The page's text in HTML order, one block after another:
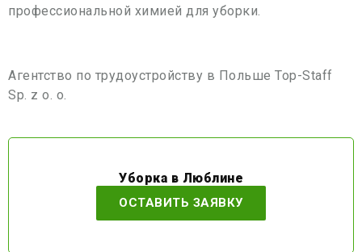
профессиональной химией для уборки.
Агентство по трудоустройству в Польше Top-Staff
Sp. z o. o.
Уборка в Люблине
ОСТАВИТЬ ЗАЯВКУ